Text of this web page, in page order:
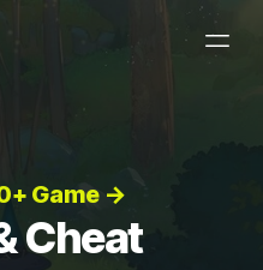
Game →
Cheat